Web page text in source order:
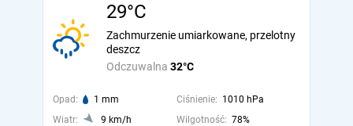
29°C
Odczuwalna 32°C
Zachmurzenie umiarkowane, przelotny
deszcz
Opad: 1 mm Ciśnienie: 1010 hPa
Wiatr:
9 km/h Wilgotność: 78%